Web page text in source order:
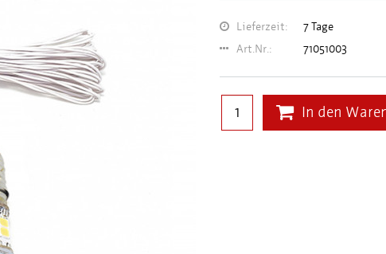
Lieferzeit:
7 Tage
Art.Nr.:
71051003
In den